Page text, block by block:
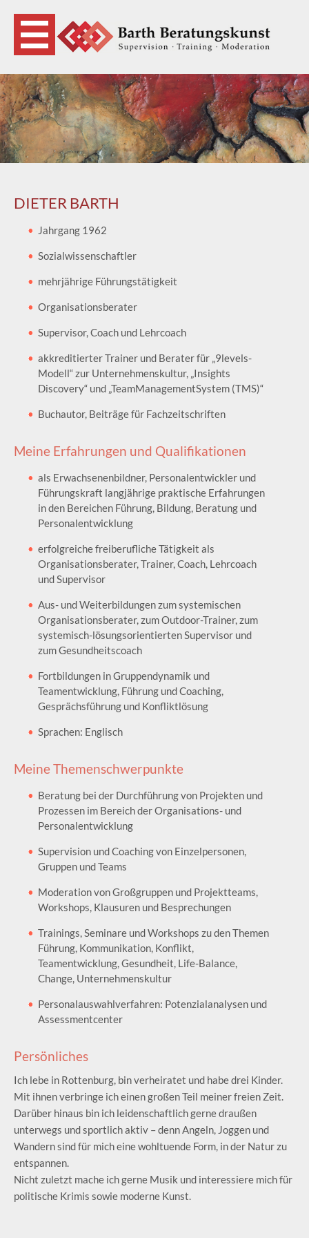
DIETER BARTH
Jahrgang 1962
Sozialwissenschaftler
mehrjährige Führungstätigkeit
Organisationsberater
Supervisor, Coach und Lehrcoach
akkreditierter Trainer und Berater für „9levels-
Modell“ zur Unternehmenskultur, „Insights
Discovery“ und „TeamManagementSystem (TMS)“
Buchautor, Beiträge für Fachzeitschriften
Meine Erfahrungen und Qualifikationen
als Erwachsenenbildner, Personalentwickler und
Führungskraft langjährige praktische Erfahrungen
in den Bereichen Führung, Bildung, Beratung und
Personalentwicklung
erfolgreiche freiberufliche Tätigkeit als
Organisationsberater, Trainer, Coach, Lehrcoach
und Supervisor
Aus- und Weiterbildungen zum systemischen
Organisationsberater, zum Outdoor-Trainer, zum
systemisch-lösungsorientierten Supervisor und
zum Gesundheitscoach
Fortbildungen in Gruppendynamik und
Teamentwicklung, Führung und Coaching,
Gesprächsführung und Konfliktlösung
Sprachen: Englisch
Meine Themenschwerpunkte
Beratung bei der Durchführung von Projekten und
Prozessen im Bereich der Organisations- und
Personalentwicklung
Supervision und Coaching von Einzelpersonen,
Gruppen und Teams
Moderation von Großgruppen und Projektteams,
Workshops, Klausuren und Besprechungen
Trainings, Seminare und Workshops zu den Themen
Führung, Kommunikation, Konflikt,
Teamentwicklung, Gesundheit, Life-Balance,
Change, Unternehmenskultur
Personalauswahlverfahren: Potenzialanalysen und
Assessmentcenter
Persönliches
Ich lebe in Rottenburg, bin verheiratet und habe drei Kinder.
Mit ihnen verbringe ich einen großen Teil meiner freien Zeit.
Darüber hinaus bin ich leidenschaftlich gerne draußen
unterwegs und sportlich aktiv – denn Angeln, Joggen und
Wandern sind für mich eine wohltuende Form, in der Natur zu
entspannen.
Nicht zuletzt mache ich gerne Musik und interessiere mich für
politische Krimis sowie moderne Kunst.